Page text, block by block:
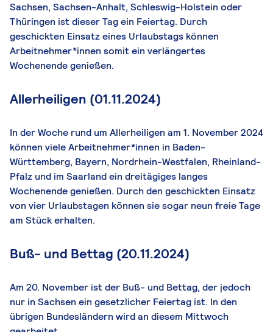
Sachsen, Sachsen-Anhalt, Schleswig-Holstein oder
Thüringen ist dieser Tag ein Feiertag. Durch
geschickten Einsatz eines Urlaubstags können
Arbeitnehmer*innen somit ein verlängertes
Wochenende genießen.
Allerheiligen (01.11.2024)
In der Woche rund um Allerheiligen am 1. November 2024
können viele Arbeitnehmer*innen in Baden-
Württemberg, Bayern, Nordrhein-Westfalen, Rheinland-
Pfalz und im Saarland ein dreitägiges langes
Wochenende genießen. Durch den geschickten Einsatz
von vier Urlaubstagen können sie sogar neun freie Tage
am Stück erhalten.
Buß- und Bettag (20.11.2024)
Am 20. November ist der Buß- und Bettag, der jedoch
nur in Sachsen ein gesetzlicher Feiertag ist. In den
übrigen Bundesländern wird an diesem Mittwoch